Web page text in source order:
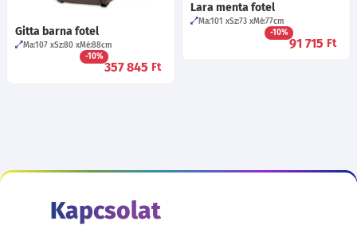
Lara menta fotel
Ma:101 Sz:73 Mé:77cm
-10%
91 715 Ft
Gitta barna fotel
Ma:107 Sz:80 Mé:88cm
-10%
357 845 Ft
Kapcsolat